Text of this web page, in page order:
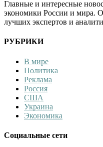
Главные и интересные
экономики России и мира.
лучших экспертов и
РУБРИКИ
В мире
Политика
Реклама
Россия
США
Украина
Экономика
Социальные сети